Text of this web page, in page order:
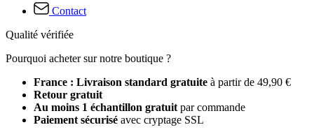
Contact
Qualité vérifiée
Pourquoi acheter sur notre boutique ?
France : Livraison standard gratuite à partir de 49,90 €
Retour gratuit
Au moins 1 échantillon gratuit par commande
Paiement sécurisé avec cryptage SSL